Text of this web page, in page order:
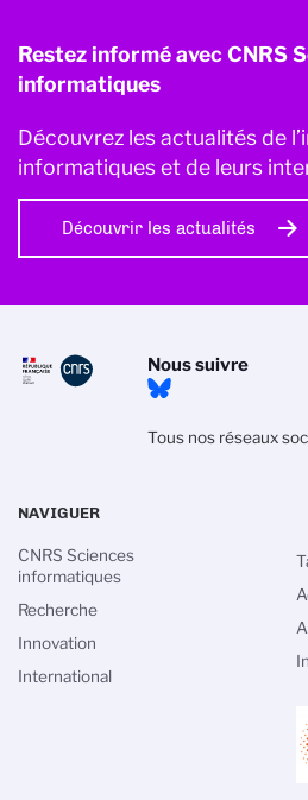
Restez informé avec CNRS
informatiques
Découvrez les actualités de
informatiques et de leurs
Découvrir les actualités
Nous suivre
Tous nos réseaux
NAVIGUER
CNRS Sciences
informatiques
Recherche
Innovation
International